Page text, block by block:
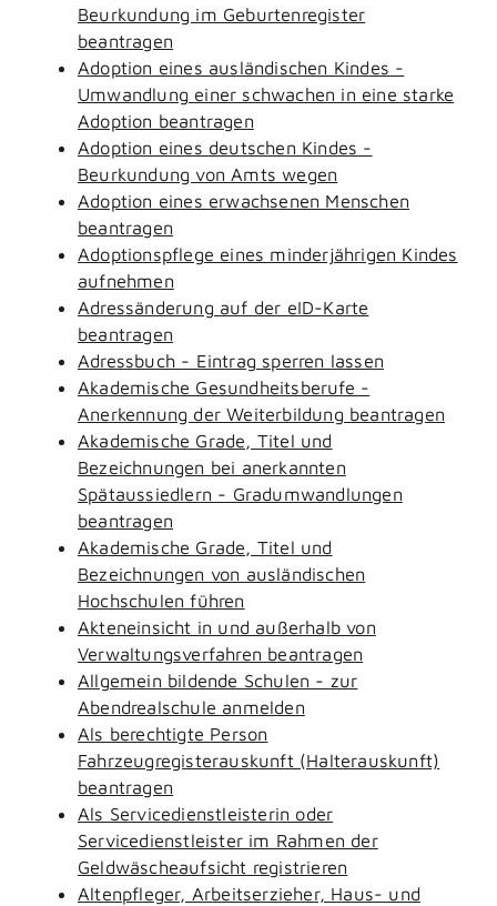
Beurkundung im Geburtenregister
beantragen
Adoption eines ausländischen Kindes -
Umwandlung einer schwachen in eine starke
Adoption beantragen
Adoption eines deutschen Kindes -
Beurkundung von Amts wegen
Adoption eines erwachsenen Menschen
beantragen
Adoptionspflege eines minderjährigen Kindes
aufnehmen
Adressänderung auf der eID-Karte
beantragen
Adressbuch - Eintrag sperren lassen
Akademische Gesundheitsberufe -
Anerkennung der Weiterbildung beantragen
Akademische Grade, Titel und
Bezeichnungen bei anerkannten
Spätaussiedlern - Gradumwandlungen
beantragen
Akademische Grade, Titel und
Bezeichnungen von ausländischen
Hochschulen führen
Akteneinsicht in und außerhalb von
Verwaltungsverfahren beantragen
Allgemein bildende Schulen - zur
Abendrealschule anmelden
Als berechtigte Person
Fahrzeugregisterauskunft (Halterauskunft)
beantragen
Als Servicedienstleisterin oder
Servicedienstleister im Rahmen der
Geldwäscheaufsicht registrieren
Altenpfleger, Arbeitserzieher, Haus- und